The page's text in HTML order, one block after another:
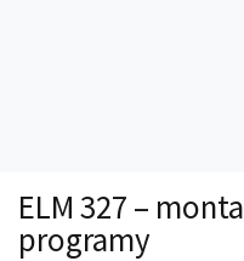
Technika jazdy
Oświetlenie
ELM 327 –
programy